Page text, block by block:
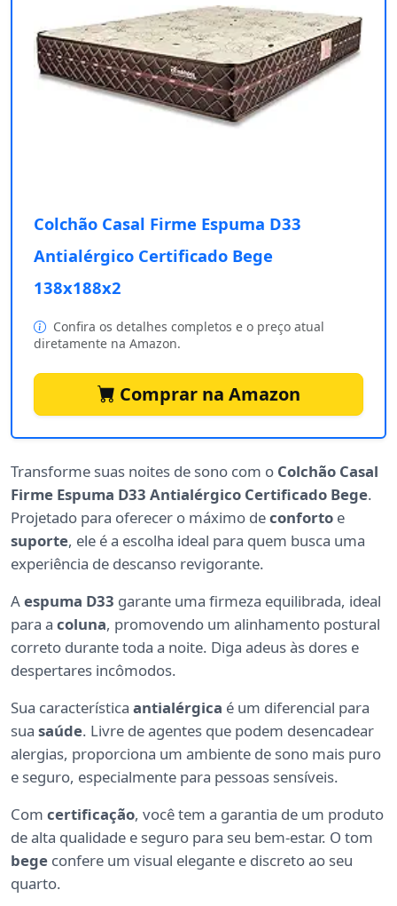
Colchão Casal Firme Espuma D33
Antialérgico Certificado Bege
138x188x2
Confira os detalhes completos e o preço atual
diretamente na Amazon.
Comprar na Amazon
Transforme suas noites de sono com o Colchão Casal
Firme Espuma D33 Antialérgico Certificado Bege.
Projetado para oferecer o máximo deconforto e
suporte, ele é a escolha ideal para quem busca uma
experiência de descanso revigorante.
Aespuma D33 garante uma firmeza equilibrada, ideal
para a coluna, promovendo um alinhamento postural
correto durante toda a noite. Diga adeus às dores e
despertares incômodos.
Sua característica antialérgica é um diferencial para
sua saúde. Livre de agentes que podem desencadear
alergias, proporciona um ambiente de sono mais puro
e seguro, especialmente para pessoas sensíveis.
Com certificação, você tem a garantia de um produto
de alta qualidade e seguro para seu bem-estar. O tom
bege confere um visual elegante e discreto ao seu
quarto.